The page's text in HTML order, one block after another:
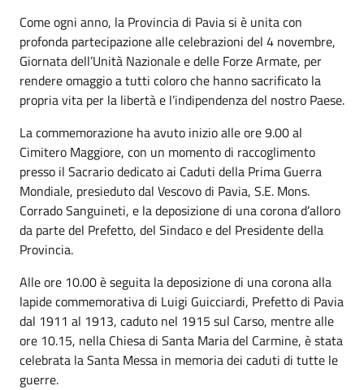
Come ogni anno, la Provincia di Pavia si è unita con
profonda partecipazione alle celebrazioni del 4 novembre,
Giornata dell’Unità Nazionale e delle Forze Armate, per
rendere omaggio a tutti coloro che hanno sacrificato la
propria vita per la libertà e l’indipendenza del nostro Paese.
La commemorazione ha avuto inizio alle ore 9.00 al
Cimitero Maggiore, con un momento di raccoglimento
presso il Sacrario dedicato ai Caduti della Prima Guerra
Mondiale, presieduto dal Vescovo di Pavia, S.E. Mons.
Corrado Sanguineti, e la deposizione di una corona d’alloro
da parte del Prefetto, del Sindaco e del Presidente della
Provincia.
Alle ore 10.00 è seguita la deposizione di una corona alla
lapide commemorativa di Luigi Guicciardi, Prefetto di Pavia
dal 1911 al 1913, caduto nel 1915 sul Carso, mentre alle
ore 10.15, nella Chiesa di Santa Maria del Carmine, è stata
celebrata la Santa Messa in memoria dei caduti di tutte le
guerre.